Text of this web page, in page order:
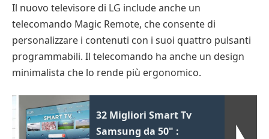
Il nuovo televisore di LG include anche un
telecomando Magic Remote, che consente di
personalizzare i contenuti con i suoi quattro pulsanti
programmabili. Il telecomando ha anche un design
minimalista che lo rende più ergonomico.
32 Migliori Smart Tv
Samsung da 50" :